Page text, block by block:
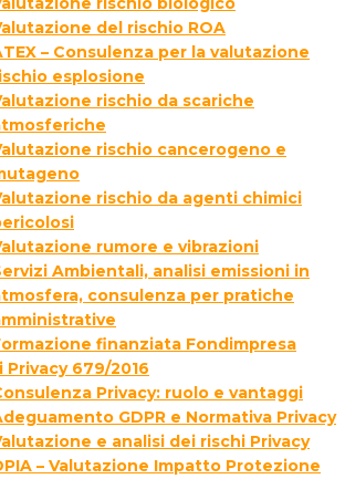
del rischio ROA
– Consulenza per la valutazione
esplosione
rischio da scariche
rischio cancerogeno e
rischio da agenti chimici
rumore e vibrazioni
Ambientali, analisi emissioni in
consulenza per pratiche
finanziata Fondimpresa
Privacy 679/2016
Privacy: ruolo e vantaggi
GDPR e Normativa Privacy
e analisi dei rischi Privacy
– Valutazione Impatto Protezione